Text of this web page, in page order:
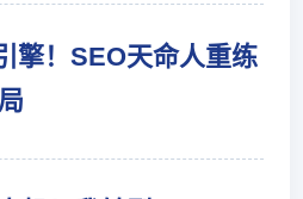
擎！SEO天命人重练